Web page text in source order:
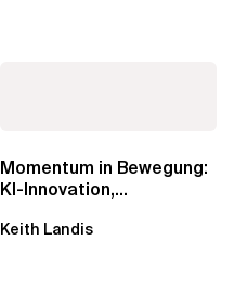
Momentum in Bewegung:
KI-Innovation,
Macht der...
Keith Landis